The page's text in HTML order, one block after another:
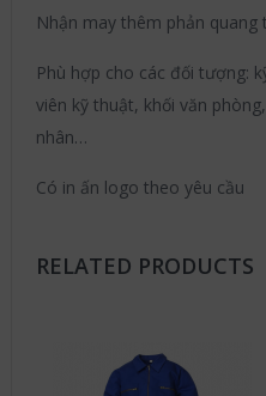
Nhận may thêm phản quang
Phù hợp cho các đối tượng:
viên kỹ thuật, khối văn
nhân…
Có in ấn logo theo yêu cầu
RELATED PRODUCTS